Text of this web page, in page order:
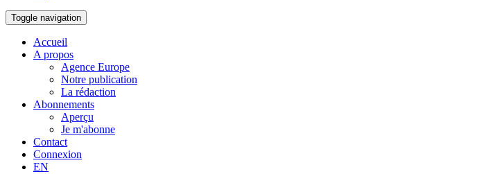
Toggle navigation
Accueil
A propos
Agence Europe
Notre publication
La rédaction
Abonnements
Aperçu
Je m'abonne
Contact
Connexion
EN